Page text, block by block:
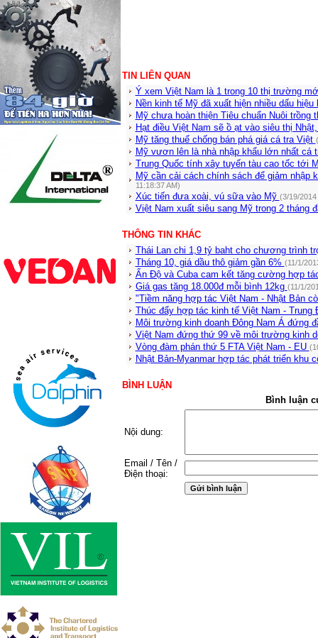
TIN LIÊN QUAN
Ý xem Việt Nam là 1 trong 10 thị trường
Nền kinh tế Mỹ đã xuất hiện nhiều dấu
Mỹ chưa hoàn thiện Tiêu chuẩn Nuôi trồng
Hạt điều Việt Nam sẽ ồ ạt vào siêu thị
Mỹ tăng thuế chống bán phá giá cá tra Việt
Mỹ vươn lên là nhà nhập khẩu lớn nhất cá
Trung Quốc tính xây tuyến tàu cao tốc tới
Mỹ cần cải cách chính sách để giảm nhập
11:18:37 AM)
Xúc tiến đưa xoài, vú sữa vào Mỹ (3/19/2014
Việt Nam xuất siêu sang Mỹ trong 2 tháng
THÔNG TIN KHÁC
Thái Lan chi 1,9 tỷ baht cho chương trình
Tháng 10, giá dầu thô giảm gần 6% (11/1/
Ấn Độ và Cuba cam kết tăng cường hợp
Giá gas tăng 18.000đ mỗi bình 12kg (11/1/
"Tiềm năng hợp tác Việt Nam - Nhật Bản
Thúc đẩy hợp tác kinh tế Việt Nam - Trung
Môi trường kinh doanh Đông Nam Á đứng
Việt Nam đứng thứ 99 về môi trường kinh
Vòng đàm phán thứ 5 FTA Việt Nam - EU
Nhật Bản-Myanmar hợp tác phát triển khu
BÌNH LUẬN
Bình luận
Nội dung:
Email / Tên /
Điện thoại: